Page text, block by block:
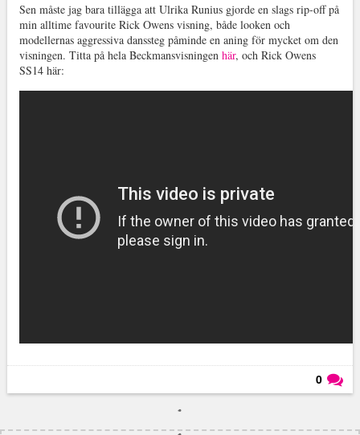
Sen måste jag bara tillägga att Ulrika Runius gjorde en slags rip-off på
min alltime favourite Rick Owens visning, både looken och
modellernas aggressiva danssteg påminde en aning för mycket om den
visningen. Titta på hela Beckmansvisningen här, och Rick Owens
SS14 här:
0